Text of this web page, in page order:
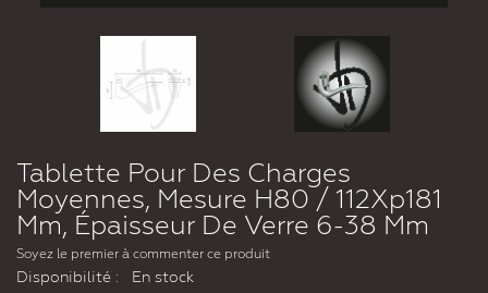
Tablette Pour Des Charges
Moyennes, Mesure H80 / 112Xp181
Mm, Épaisseur De Verre 6-38 Mm
Soyez le premier à commenter ce produit
Disponibilité : En stock